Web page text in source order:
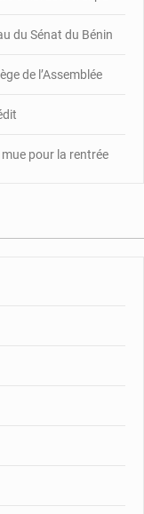
du Sénat du Bénin
de l’Assemblée
pour la rentrée